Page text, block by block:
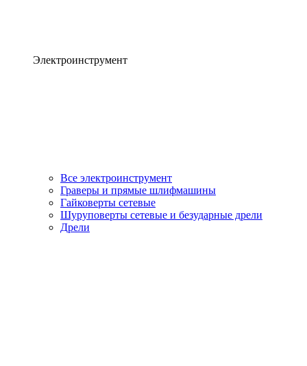
Электроинструмент
Все электроинструмент
Граверы и прямые шлифмашины
Гайковерты сетевые
Шуруповерты сетевые и безударные дрели
Дрели